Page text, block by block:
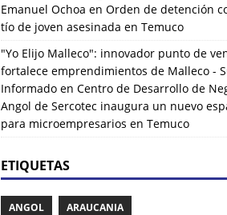
Emanuel Ochoa en Orden de detención
tío de joven asesinada en Temuco
"Yo Elijo Malleco": innovador punto de
fortalece emprendimientos de Malleco -
Informadoen Centro de Desarrollo de
Angol de Sercotec inaugura un nuevo
para microempresarios en Temuco
ETIQUETAS
ANGOL ARAUCANIA